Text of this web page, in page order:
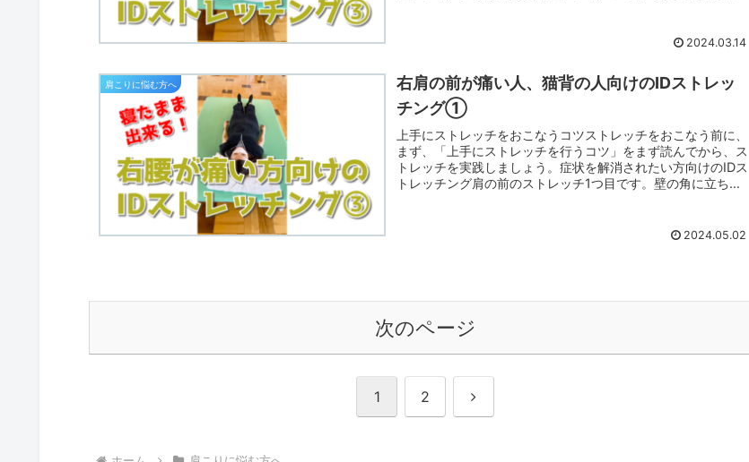
2024.03.14
肩こりに悩む方へ
右肩の前が痛い人、猫背の人向けのIDストレッ
チング①
上手にストレッチをおこなうコツストレッチをおこなう前に、
まず、「上手にストレッチを行うコツ」をまず読んでから、ス
トレッチを実践しましょう。症状を解消されたい方向けのIDス
トレッチング肩の前のストレッチ1つ目です。壁の角に立ち、
2024.05.02
次のページ
1 2 次